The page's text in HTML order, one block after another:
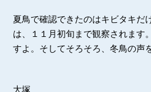
夏鳥で確認できたのはキビタキだ
は、１１月初旬まで観察されます
すよ。そしてそろそろ、冬鳥の声
大塚